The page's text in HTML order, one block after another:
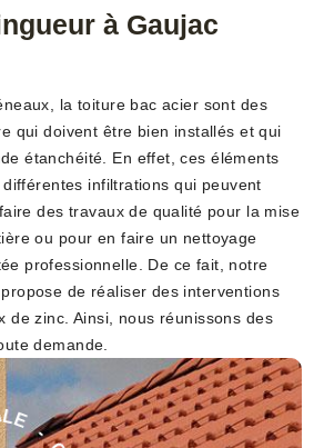
à Gaujac
la toiture bac acier sont des
qui doivent être bien installés et qui
étanchéité. En effet, ces éléments
infiltrations qui peuvent
des travaux de qualité pour la mise
ou pour en faire un nettoyage
professionnelle. De ce fait, notre
de réaliser des interventions
de zinc. Ainsi, nous réunissons des
demande.
- GAR